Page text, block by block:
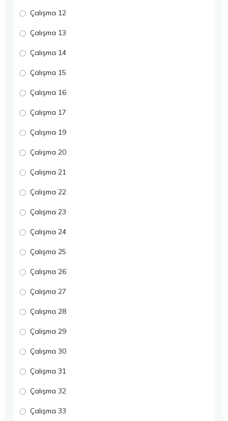
Çalışma 12
Çalışma 13
Çalışma 14
Çalışma 15
Çalışma 16
Çalışma 17
Çalışma 19
Çalışma 20
Çalışma 21
Çalışma 22
Çalışma 23
Çalışma 24
Çalışma 25
Çalışma 26
Çalışma 27
Çalışma 28
Çalışma 29
Çalışma 30
Çalışma 31
Çalışma 32
Çalışma 33